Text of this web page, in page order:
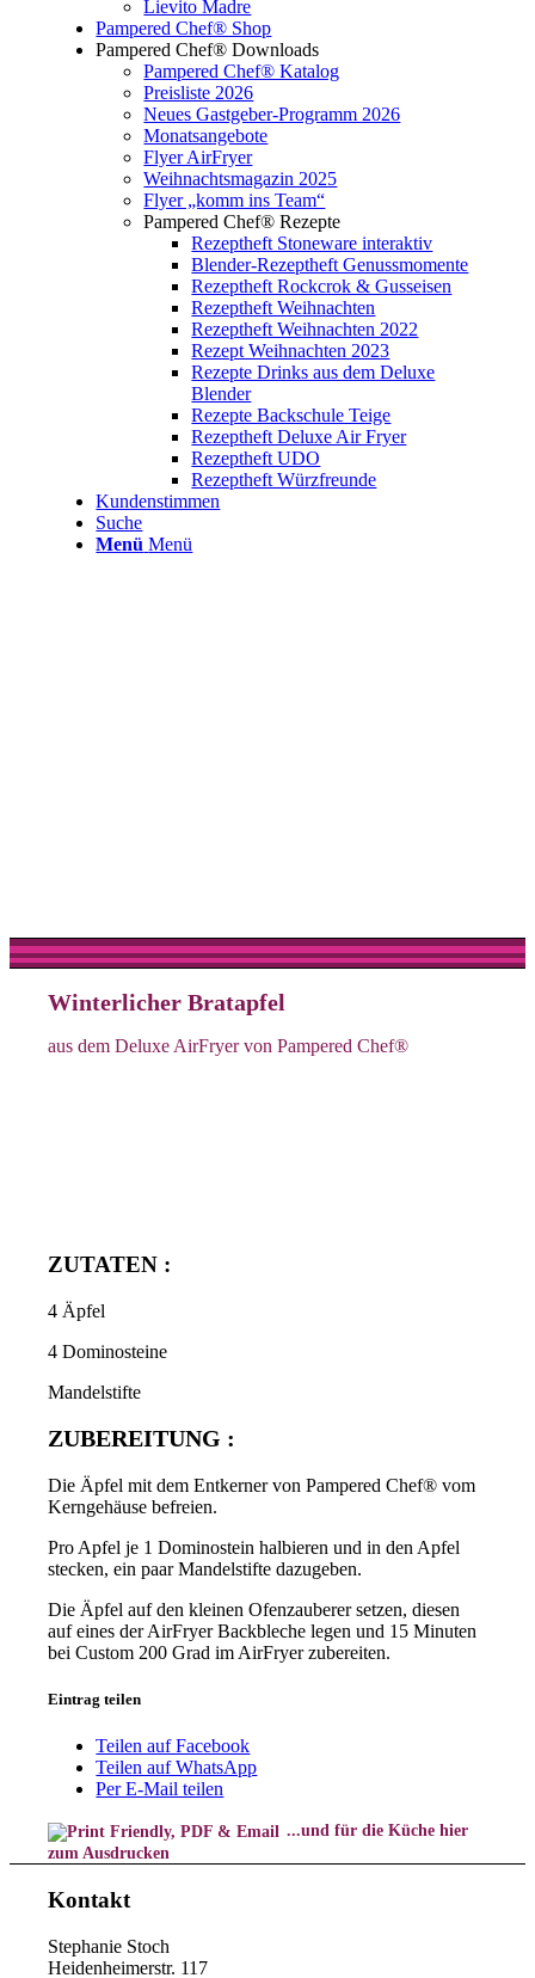
Lievito Madre
Pampered Chef® Shop
Pampered Chef® Downloads
Pampered Chef® Katalog
Preisliste 2026
Neues Gastgeber-Programm 2026
Monatsangebote
Flyer AirFryer
Weihnachtsmagazin 2025
Flyer „komm ins Team“
Pampered Chef® Rezepte
Rezeptheft Stoneware interaktiv
Blender-Rezeptheft Genussmomente
Rezeptheft Rockcrok & Gusseisen
Rezeptheft Weihnachten
Rezeptheft Weihnachten 2022
Rezept Weihnachten 2023
Rezepte Drinks aus dem Deluxe
Blender
Rezepte Backschule Teige
Rezeptheft Deluxe Air Fryer
Rezeptheft UDO
Rezeptheft Würzfreunde
Kundenstimmen
Suche
Menü Menü
Winterlicher Bratapfel
aus dem Deluxe AirFryer von Pampered Chef®
ZUTATEN :
4 Äpfel
4 Dominosteine
Mandelstifte
ZUBEREITUNG :
Die Äpfel mit dem Entkerner von Pampered Chef® vom
Kerngehäuse befreien.
Pro Apfel je 1 Dominostein halbieren und in den Apfel
stecken, ein paar Mandelstifte dazugeben.
Die Äpfel auf den kleinen Ofenzauberer setzen, diesen
auf eines der AirFryer Backbleche legen und 15 Minuten
bei Custom 200 Grad im AirFryer zubereiten.
Eintrag teilen
Teilen auf Facebook
Teilen auf WhatsApp
Per E-Mail teilen
...und für die Küche hier
zum Ausdrucken
Kontakt
Stephanie Stoch
Heidenheimerstr. 117